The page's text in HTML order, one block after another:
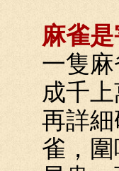
麻雀
一隻
成千
再詳
雀，